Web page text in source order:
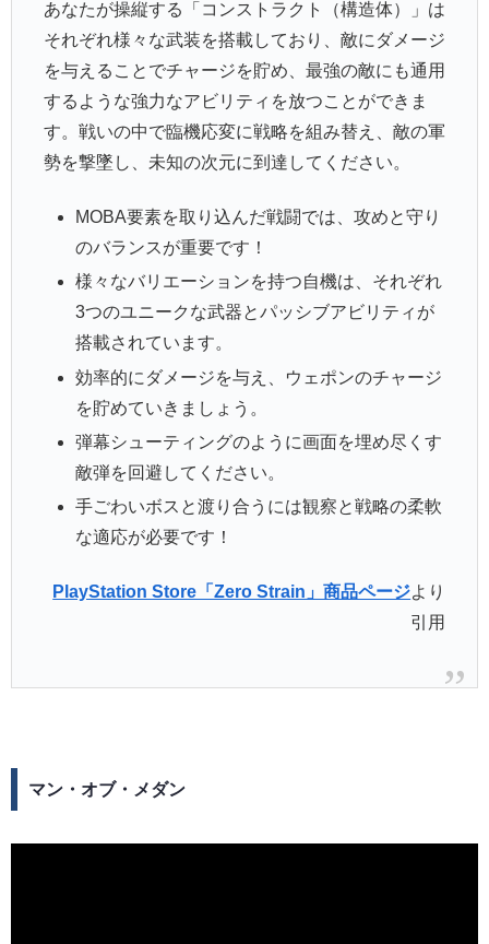
あなたが操縦する「コンストラクト（構造体）」は
それぞれ様々な武装を搭載しており、敵にダメージ
を与えることでチャージを貯め、最強の敵にも通用
するような強力なアビリティを放つことができま
す。戦いの中で臨機応変に戦略を組み替え、敵の軍
勢を撃墜し、未知の次元に到達してください。
MOBA要素を取り込んだ戦闘では、攻めと守り
のバランスが重要です！
様々なバリエーションを持つ自機は、それぞれ
3つのユニークな武器とパッシブアビリティが
搭載されています。
効率的にダメージを与え、ウェポンのチャージ
を貯めていきましょう。
弾幕シューティングのように画面を埋め尽くす
敵弾を回避してください。
手ごわいボスと渡り合うには観察と戦略の柔軟
な適応が必要です！
PlayStation Store「Zero Strain」商品ページより
引用
マン・オブ・メダン